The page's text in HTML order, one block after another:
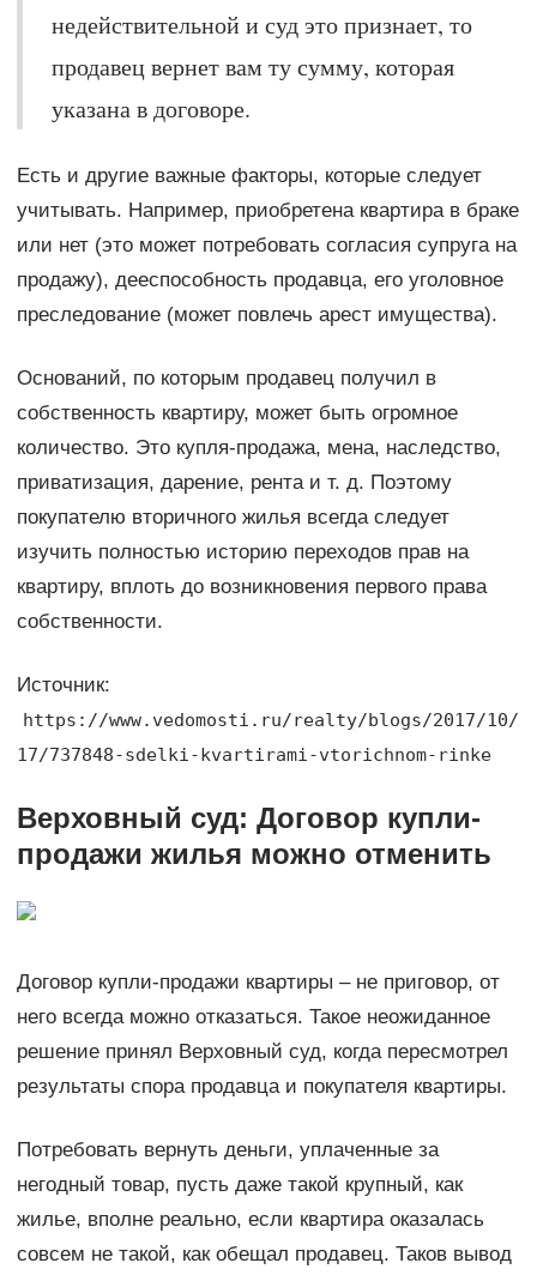
недействительной и суд это признает, то
продавец вернет вам ту сумму, которая
указана в договоре.
Есть и другие важные факторы, которые следует
учитывать. Например, приобретена квартира в браке
или нет (это может потребовать согласия супруга на
продажу), дееспособность продавца, его уголовное
преследование (может повлечь арест имущества).
Оснований, по которым продавец получил в
собственность квартиру, может быть огромное
количество. Это купля-продажа, мена, наследство,
приватизация, дарение, рента и т. д. Поэтому
покупателю вторичного жилья всегда следует
изучить полностью историю переходов прав на
квартиру, вплоть до возникновения первого права
собственности.
Источник:
https://www.vedomosti.ru/realty/blogs/2017/10/
17/737848-sdelki-kvartirami-vtorichnom-rinke
Верховный суд: Договор купли-
продажи жилья можно отменить
Договор купли-продажи квартиры – не приговор, от
него всегда можно отказаться. Такое неожиданное
решение принял Верховный суд, когда пересмотрел
результаты спора продавца и покупателя квартиры.
Потребовать вернуть деньги, уплаченные за
негодный товар, пусть даже такой крупный, как
жилье, вполне реально, если квартира оказалась
совсем не такой, как обещал продавец. Таков вывод